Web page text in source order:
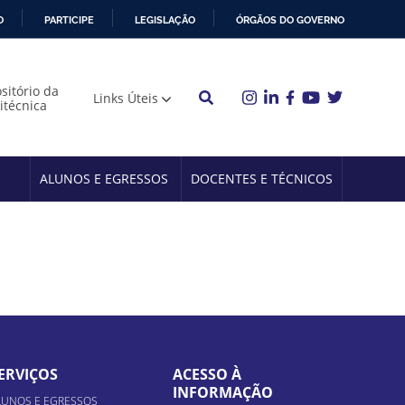
PARTICIPE LEGISLAÇÃO ÓRGÃOS DO GOVERNO
da
Links Úteis
ALUNOS E EGRESSOS DOCENTES E TÉCNICOS
E EGRESSOS
ACESSO À
INFORMAÇÃO